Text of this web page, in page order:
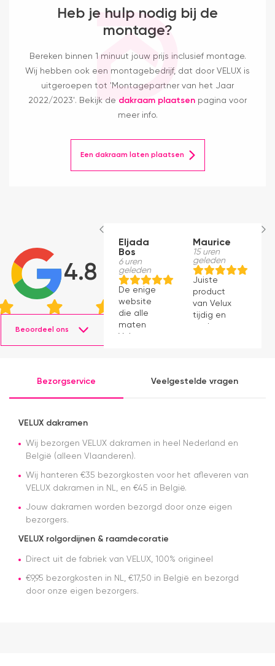
Heb je hulp nodig bij de
montage?
Bereken binnen 1 minuut jouw prijs inclusief montage.
Wij hebben ook een montagebedrijf, dat door VELUX is
uitgeroepen tot 'Montagepartner van het Jaar
2022/2023'. Bekijk de dakraam plaatsen pagina voor
meer info.
Een dakraam laten plaatsen
4.8
Beoordeel ons
Eljada
Bos
6 uren
geleden
De enige
website
die alle
maten
Velux op
eens snel
over dag
en tijdstip
levering
nagekomen.
tip.. heb nu
origineel
dakraam
gekocht.
Die is iets
Maurice
15 uren
geleden
Juiste
product
van Velux
tijdig en
snel
verwachting.
Bezorgservice Veelgestelde vragen
VELUX dakramen
Wij bezorgen VELUX dakramen in heel Nederland en
België (alleen Vlaanderen).
Wij hanteren €35 bezorgkosten voor het afleveren van
VELUX dakramen in NL, en €45 in België.
Jouw dakramen worden bezorgd door onze eigen
bezorgers.
VELUX rolgordijnen & raamdecoratie
Direct uit de fabriek van VELUX, 100% origineel
€9,95 bezorgkosten in NL, €17,50 in België en bezorgd
door onze eigen bezorgers.